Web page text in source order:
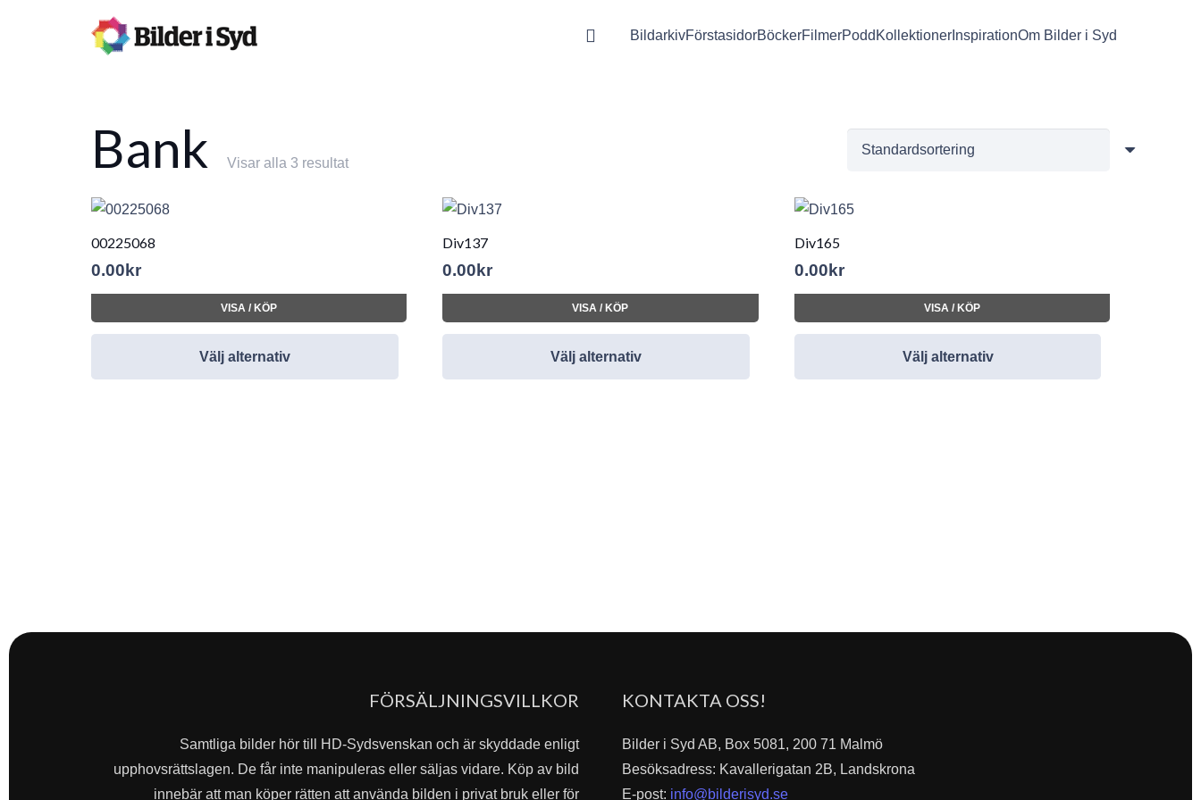
BildarkivFörstasidorBöckerFilmerPodd Kollektioner InspirationOm Bilder i Syd
Bank Visar alla 3 resultat
00225068
0.00 kr
VISA / KÖP
Välj alternativ
Div137
0.00 kr
VISA / KÖP
Välj alternativ
Div165
0.00 kr
VISA / KÖP
Välj alternativ
FÖRSÄLJNINGSVILLKOR
Samtliga bilder hör till HD-Sydsvenskan och är skyddade enligt
upphovsrättslagen. De får inte manipuleras eller säljas vidare. Köp av bild
innebär att man köper rätten att använda bilden i privat bruk eller för
KONTAKTA OSS!
Bilder i Syd AB, Box 5081, 200 71 Malmö
Besöksadress: Kavallerigatan 2B, Landskrona
E-post: info@bilderisyd.se